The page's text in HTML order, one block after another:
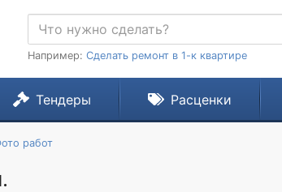
Например: Сделать ремонт в 1-к квартире
Тендеры Расценки
работ